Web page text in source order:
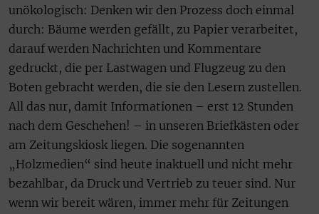
unökologisch: Denken wir den Prozess doch einmal
durch: Bäume werden gefällt, zu Papier verarbeitet,
darauf werden Nachrichten und Kommentare
gedruckt, die per Lastwagen und Flugzeug zu den
Boten gebracht werden, die sie den Lesern zustellen.
All das nur, damit Informationen – erst 12 Stunden
nach dem Geschehen! – in unseren Briefkästen oder
am Zeitungskiosk liegen. Die sogenannten
„Holzmedien“ sind heute inaktuell und nicht mehr
bezahlbar, da Druck und Vertrieb zu teuer sind. Nur
wenn wir bereit wären, immer mehr für Zeitungen